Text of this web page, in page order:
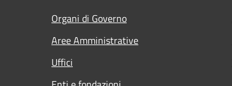
Organi di Governo
Aree Amministrative
Uffici